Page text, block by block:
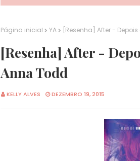
Página inicial YA [Resenha] After -
[Resenha] After -
Anna Todd
KELLY ALVES DEZEMBRO 19, 2015